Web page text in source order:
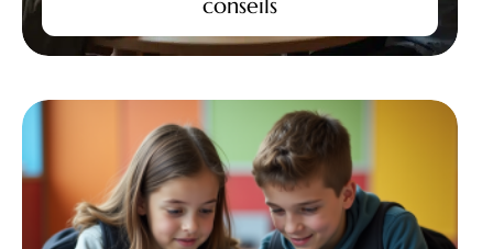
conseils